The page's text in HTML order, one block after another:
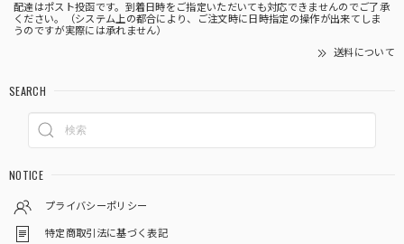
配達はポスト投函です。到着日時をご指定いただいても対応できませんのでご了承
ください。（システム上の都合により、ご注文時に日時指定の操作が出来てしま
うのですが実際には承れません）
送料について
SEARCH
NOTICE
プライバシーポリシー
特定商取引法に基づく表記